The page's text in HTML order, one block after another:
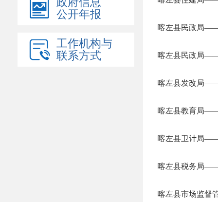
公开年报
工作机构与
联系方式
喀左县民政局
喀左县民政局
喀左县发改局——
喀左县教育局
喀左县卫计局
喀左县税务局
喀左县市场监督